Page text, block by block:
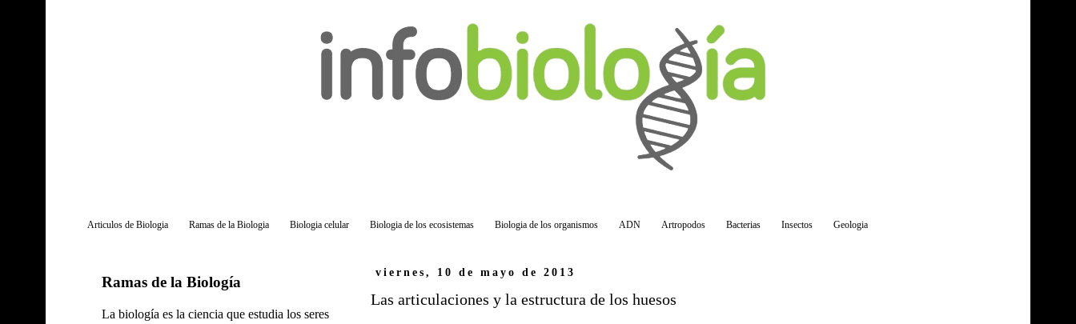
Articulos de Biologia Ramas de la Biologia Biologia celular Biologia de los ecosistemas Biologia de los organismos ADN Artropodos Bacterias Insectos Geologia
viernes, 10 de mayo de 2013
Las articulaciones y la estructura de los huesos
Ramas de la Biología
La biología es la ciencia que estudia los seres